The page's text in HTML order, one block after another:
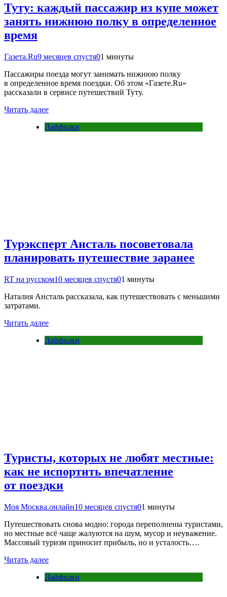
Туту: каждый пассажир из купе может
занять нижнюю полку в определенное
время
Газета.Ru9 месяцев спустя01 минуты
Пассажиры поезда могут занимать нижнюю полку
в определенное время поездки. Об этом «Газете.Ru»
рассказали в сервисе путешествий Туту.
Читать далее
Лайфхаки
Турэксперт Ансталь посоветовала
планировать путешествие заранее
RT на русском10 месяцев спустя01 минуты
Наталия Ансталь рассказала, как путешествовать с меньшими
затратами.
Читать далее
Лайфхаки
Туристы, которых не любят местные:
как не испортить впечатление
от поездки
Моя Москва.онлайн10 месяцев спустя01 минуты
Путешествовать снова модно: города переполнены туристами,
но местные всё чаще жалуются на шум, мусор и неуважение.
Массовый туризм приносит прибыль, но и усталость….
Читать далее
Лайфхаки